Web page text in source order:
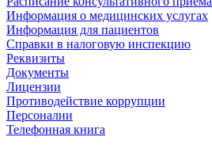
Информация о медицинских услугах
Информация для пациентов
Справки в налоговую инспекцию
Реквизиты
Документы
Лицензии
Противодействие коррупции
Персоналии
Телефонная книга